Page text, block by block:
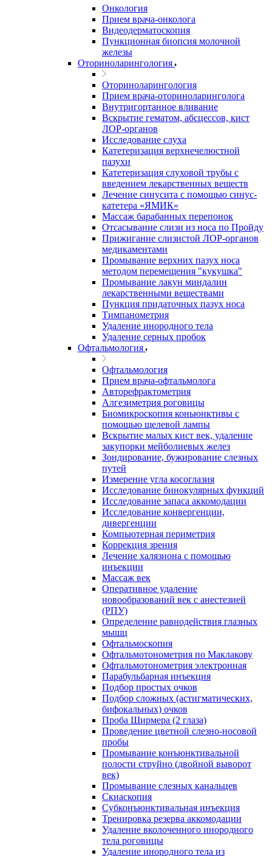
Онкология
Прием врача-онколога
Видеодерматоскопия
Пункционная биопсия молочной
железы
Оториноларингология
Оториноларингология
Прием врача-оториноларинголога
Внутригортанное вливание
Вскрытие гематом, абсцессов, кист
ЛОР-органов
Исследование слуха
Катетеризация верхнечелюстной
пазухи
Катетеризация слуховой трубы с
введением лекарственных веществ
Лечение синусита с помощью синус-
катетера «ЯМИК»
Массаж барабанных перепонок
Отсасывание слизи из носа по Пройду
Прижигание слизистой ЛОР-органов
медикаментами
Промывание верхних пазух носа
методом перемещения "кукушка"
Промывание лакун миндалин
лекарственными веществами
Пункция придаточных пазух носа
Тимпанометрия
Удаление инородного тела
Удаление серных пробок
Офтальмология
Офтальмология
Прием врача-офтальмолога
Авторефрактометрия
Алгезиметрия роговицы
Биомикроскопия коньюнктивы с
помощью щелевой лампы
Вскрытие малых кист век, удаление
закупорки мейболиевых желез
Зондирование, бужирование слезных
путей
Измерение угла косоглазия
Исследование бинокулярных функций
Исследование запаса аккомодации
Исследование конвергенции,
дивергенции
Компьютерная периметрия
Коррекция зрения
Лечение халязиона с помощью
инъекции
Массаж век
Оперативное удаление
новообразований век с анестезией
(РПУ)
Определение равнодействия глазных
мышц
Офтальмоскопия
Офтальмотонометрия по Маклакову
Офтальмотонометрия электронная
Парабульбарная инъекция
Подбор простых очков
Подбор сложных (астигматических,
бифокальных) очков
Проба Ширмера (2 глаза)
Проведение цветной слезно-носовой
пробы
Промывание конъюнктивальной
полости струйно (двойной выворот
век)
Промывание слезных канальцев
Скиаскопия
Субконъюнктивальная инъекция
Тренировка резерва аккомодации
Удаление вколоченного инородного
тела роговицы
Удаление инородного тела из